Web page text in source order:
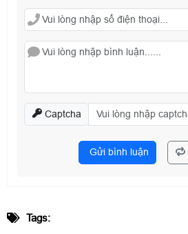
Captcha
Gửi bình luận
Tags: